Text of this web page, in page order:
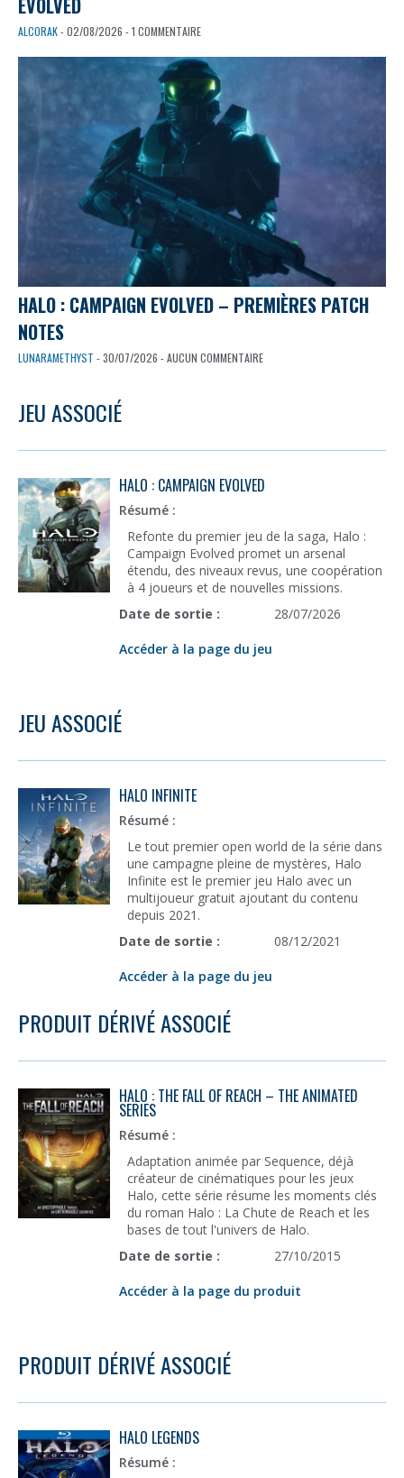
EVOLVED
ALCORAK- 02/08/2026 - 1 COMMENTAIRE
HALO : CAMPAIGN EVOLVED – PREMIÈRES PATCH
NOTES
LUNARAMETHYST - 30/07/2026 - AUCUN COMMENTAIRE
JEU ASSOCIÉ
HALO : CAMPAIGN EVOLVED
Résumé :
Refonte du premier jeu de la saga, Halo :
Campaign Evolved promet un arsenal
étendu, des niveaux revus, une coopération
à 4 joueurs et de nouvelles missions.
Date de sortie :
28/07/2026
Accéder à la page du jeu
JEU ASSOCIÉ
HALO INFINITE
Résumé :
Le tout premier open world de la série dans
une campagne pleine de mystères, Halo
Infinite est le premier jeu Halo avec un
multijoueur gratuit ajoutant du contenu
depuis 2021.
Date de sortie :
08/12/2021
Accéder à la page du jeu
PRODUIT DÉRIVÉ ASSOCIÉ
HALO : THE FALL OF REACH – THE ANIMATED
SERIES
Résumé :
Adaptation animée par Sequence, déjà
créateur de cinématiques pour les jeux
Halo, cette série résume les moments clés
du roman Halo : La Chute de Reach et les
bases de tout l'univers de Halo.
Date de sortie :
27/10/2015
Accéder à la page du produit
PRODUIT DÉRIVÉ ASSOCIÉ
HALO LEGENDS
Résumé :